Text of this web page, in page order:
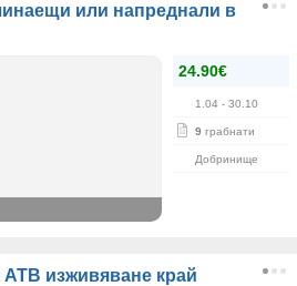
или напреднали в
24.90€
1.04 - 30.10
9 грабнати
Добринище
изживяване край